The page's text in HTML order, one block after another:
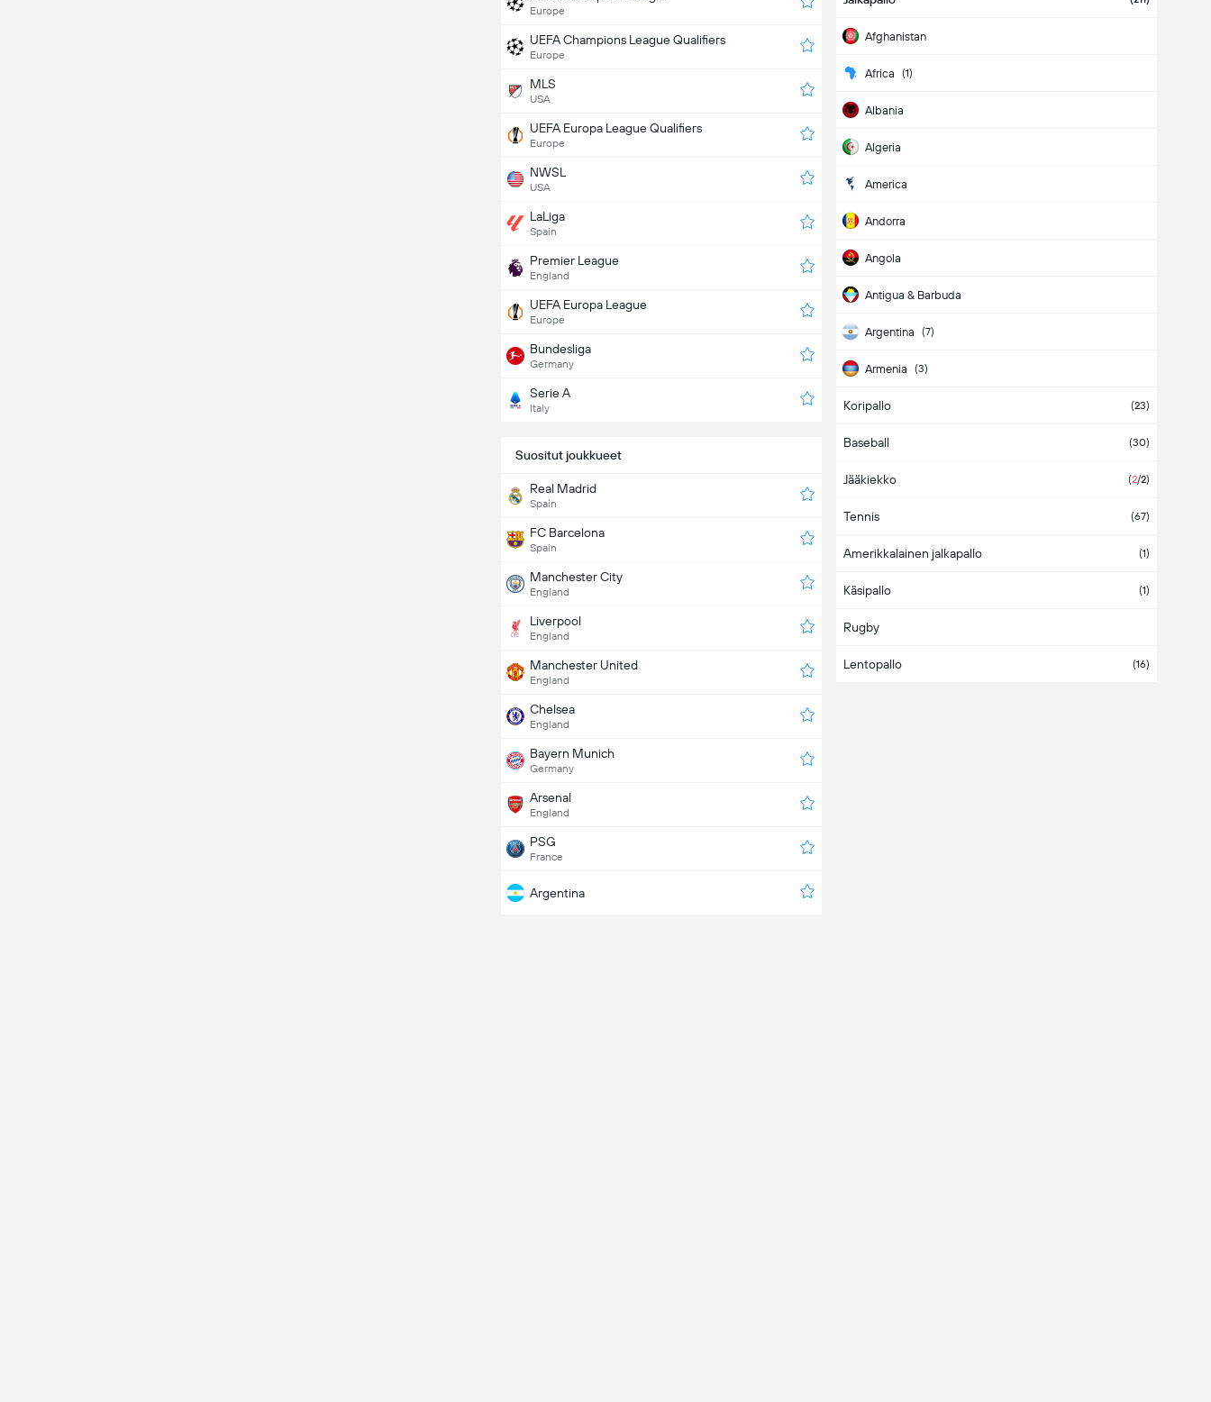
Europe
UEFA Champions League Qualifiers
Europe
MLS
USA
UEFA Europa League Qualifiers
Europe
NWSL
USA
LaLiga
Spain
Premier League
England
UEFA Europa League
Europe
Bundesliga
Germany
Serie A
Italy
Afghanistan
Africa (1)
Albania
Algeria
America
Andorra
Angola
Antigua & Barbuda
Argentina (7)
Armenia (3)
Aruba
Asia
Australia
Austria
Azerbaijan
Bahamas
Bahrain
Bangladesh
Koripallo (23)
Baseball (30)
Jääkiekko (2/2)
Tennis (67)
Amerikkalainen jalkapallo (1)
Käsipallo (1)
Rugby
Lentopallo (16)
Suositut joukkueet
Real Madrid
Spain
FC Barcelona
Spain
Manchester City
England
Liverpool
England
Manchester United
England
Chelsea
England
Bayern Munich
Germany
Arsenal
England
PSG
France
Argentina